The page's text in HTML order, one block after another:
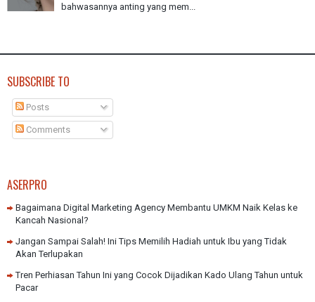
bahwasannya anting yang mem...
SUBSCRIBE TO
Posts
Comments
ASERPRO
Bagaimana Digital Marketing Agency Membantu UMKM Naik Kelas ke
Kancah Nasional?
Jangan Sampai Salah! Ini Tips Memilih Hadiah untuk Ibu yang Tidak
Akan Terlupakan
Tren Perhiasan Tahun Ini yang Cocok Dijadikan Kado Ulang Tahun untuk
Pacar